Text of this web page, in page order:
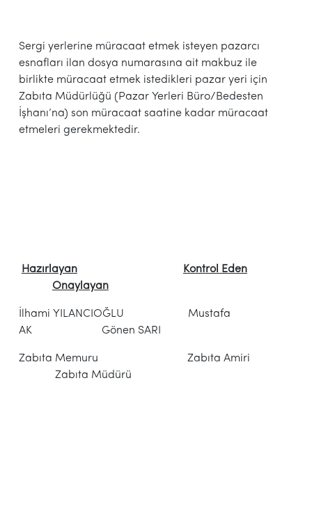
Sergi yerlerine müracaat etmek isteyen pazarcı
esnafları ilan dosya numarasına ait makbuz ile
birlikte müracaat etmek istedikleri pazar yeri için
Zabıta Müdürlüğü (Pazar Yerleri Büro/Bedesten
İşhanı’na) son müracaat saatine kadar müracaat
etmeleri gerekmektedir.
Hazırlayan
Kontrol Eden
Onaylayan
İlhami YILANCIOĞLU Mustafa
AK Gönen SARI
Zabıta Memuru Zabıta Amiri
Zabıta Müdürü